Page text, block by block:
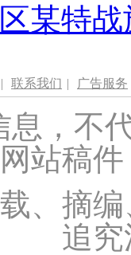
某特
| 联系我们 | 广告服务
息，不
站稿
、摘
追